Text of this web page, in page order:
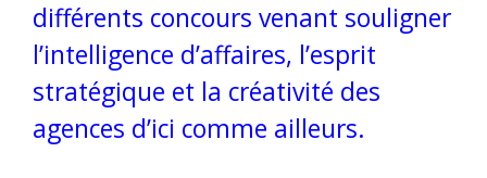
différents concours venant souligner
l’intelligence d’affaires, l’esprit
stratégique et la créativité des
agences d’ici comme ailleurs.